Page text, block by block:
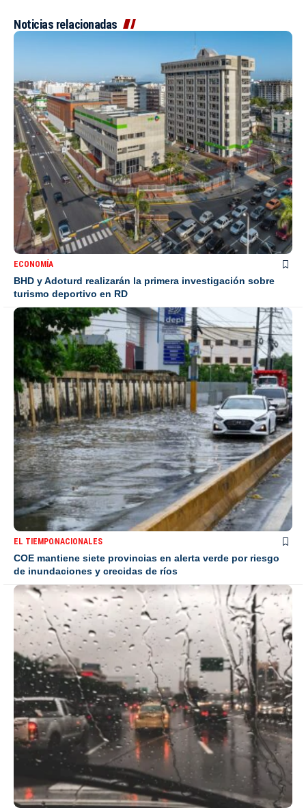
Noticias relacionadas
ECONOMÍA
BHD y Adoturd realizarán la primera investigación sobre
turismo deportivo en RD
EL TIEMPONACIONALES
COE mantiene siete provincias en alerta verde por riesgo
de inundaciones y crecidas de ríos